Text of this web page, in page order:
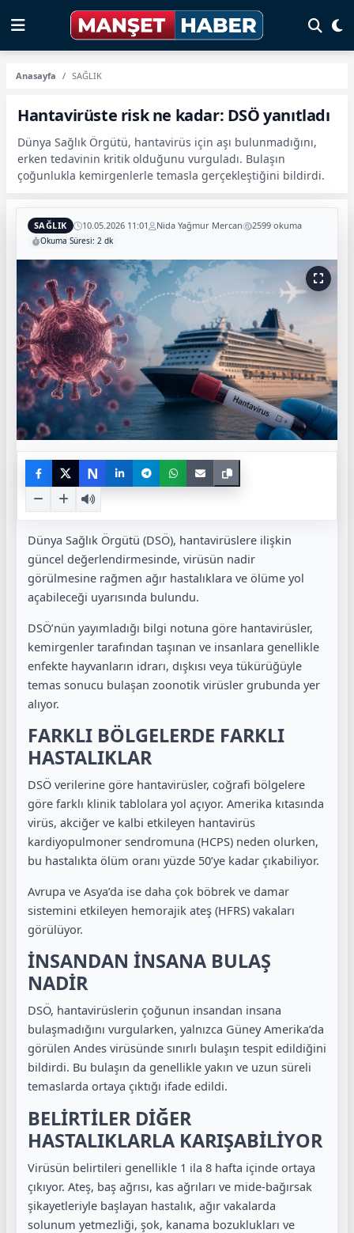
Anasayfa SAĞLIK
Hantavirüste risk ne kadar: DSÖ yanıtladı
Dünya Sağlık Örgütü, hantavirüs için aşı bulunmadığını,
erken tedavinin kritik olduğunu vurguladı. Bulaşın
çoğunlukla kemirgenlerle temasla gerçekleştiğini bildirdi.
SAĞLIK 10.05.2026 11:01 Nida Yağmur Mercan 2599 okuma
Okuma Süresi: 2 dk
N
Dünya Sağlık Örgütü (DSÖ), hantavirüslere ilişkin
güncel değerlendirmesinde, virüsün nadir
görülmesine rağmen ağır hastalıklara ve ölüme yol
açabileceği uyarısında bulundu.
DSÖ’nün yayımladığı bilgi notuna göre hantavirüsler,
kemirgenler tarafından taşınan ve insanlara genellikle
enfekte hayvanların idrarı, dışkısı veya tükürüğüyle
temas sonucu bulaşan zoonotik virüsler grubunda yer
alıyor.
FARKLI BÖLGELERDE FARKLI
HASTALIKLAR
DSÖ verilerine göre hantavirüsler, coğrafi bölgelere
göre farklı klinik tablolara yol açıyor. Amerika kıtasında
virüs, akciğer ve kalbi etkileyen hantavirüs
kardiyopulmoner sendromuna (HCPS) neden olurken,
bu hastalıkta ölüm oranı yüzde 50’ye kadar çıkabiliyor.
Avrupa ve Asya’da ise daha çok böbrek ve damar
sistemini etkileyen hemorajik ateş (HFRS) vakaları
görülüyor.
İNSANDAN İNSANA BULAŞ
NADİR
DSÖ, hantavirüslerin çoğunun insandan insana
bulaşmadığını vurgularken, yalnızca Güney Amerika’da
görülen Andes virüsünde sınırlı bulaşın tespit edildiğini
bildirdi. Bu bulaşın da genellikle yakın ve uzun süreli
temaslarda ortaya çıktığı ifade edildi.
BELİRTİLER DİĞER
HASTALIKLARLA KARIŞABİLİYOR
Virüsün belirtileri genellikle 1 ila 8 hafta içinde ortaya
çıkıyor. Ateş, baş ağrısı, kas ağrıları ve mide-bağırsak
şikayetleriyle başlayan hastalık, ağır vakalarda
solunum yetmezliği, şok, kanama bozuklukları ve